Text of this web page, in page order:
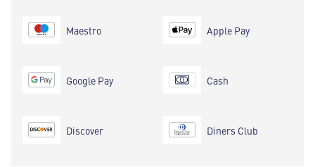
Maestro
Google Pay
Discover
Apple Pay
Cash
Diners Club